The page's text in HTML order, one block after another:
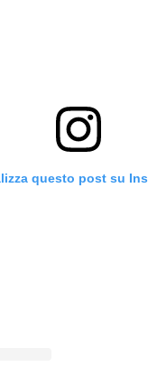
questo post su